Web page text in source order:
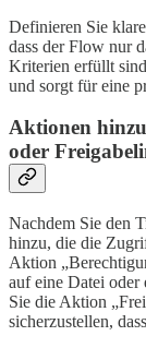
Definieren Sie
dass der Flow nur
Kriterien erfüllt
und sorgt für eine
Aktionen
oder
Nachdem Sie den
hinzu, die die
Aktion
auf eine Datei oder
Sie die Aktion
sicherzustellen,